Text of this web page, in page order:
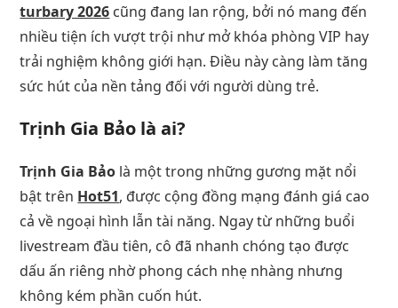
turbary 2026 cũng đang lan rộng, bởi nó mang đến
nhiều tiện ích vượt trội như mở khóa phòng VIP hay
trải nghiệm không giới hạn. Điều này càng làm tăng
sức hút của nền tảng đối với người dùng trẻ.
Trịnh Gia Bảo là ai?
Trịnh Gia Bảo là một trong những gương mặt nổi
bật trên Hot51, được cộng đồng mạng đánh giá cao
cả về ngoại hình lẫn tài năng. Ngay từ những buổi
livestream đầu tiên, cô đã nhanh chóng tạo được
dấu ấn riêng nhờ phong cách nhẹ nhàng nhưng
không kém phần cuốn hút.